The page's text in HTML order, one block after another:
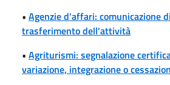
• Agenzie d'affari: comunicazione
trasferimento dell'attività
• Agriturismi: segnalazione
variazione, integrazione o